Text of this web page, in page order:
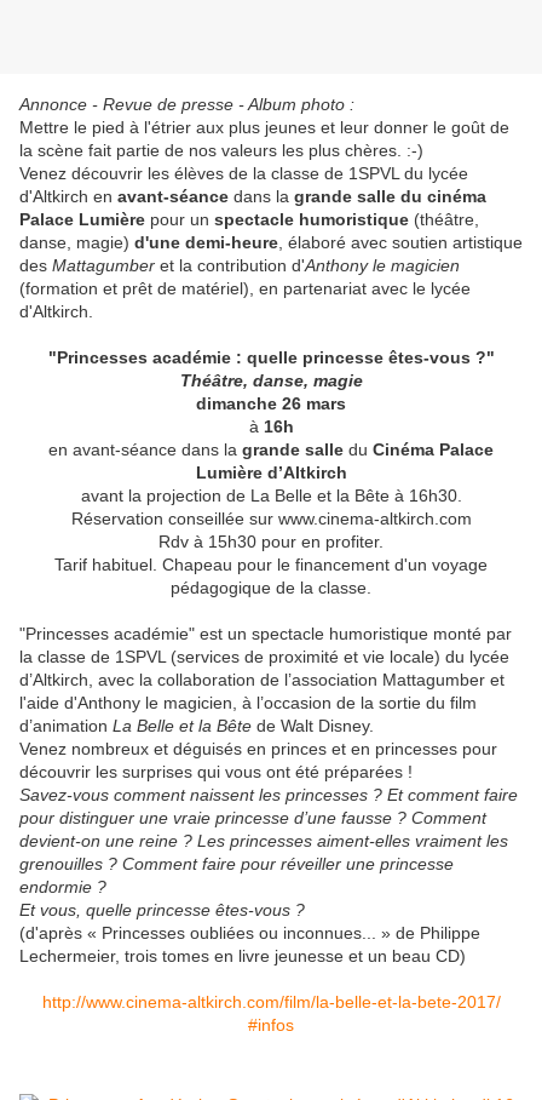
Annonce - Revue de presse - Album photo :
Mettre le pied à l'étrier aux plus jeunes et leur donner le goût de
la scène fait partie de nos valeurs les plus chères. :-)
Venez découvrir les élèves de la classe de 1SPVL du lycée
d'Altkirch en avant-séance dans la grande salle du cinéma
Palace Lumière pour un spectacle humoristique (théâtre,
danse, magie) d'une demi-heure , élaboré avec soutien artistique
des Mattagumber et la contribution d'Anthony le magicien
(formation et prêt de matériel), en partenariat avec le lycée
d'Altkirch.
"Princesses académie : quelle princesse êtes-vous ?"
Théâtre, danse, magie
dimanche 26 mars
à 16h
en avant-séance dans la grande salle du Cinéma Palace
Lumière d’Altkirch
avant la projection de La Belle et la Bête à 16h30.
Réservation conseillée sur www.cinema-altkirch.com
Rdv à 15h30 pour en profiter.
Tarif habituel. Chapeau pour le financement d'un voyage
pédagogique de la classe.
"Princesses académie" est un spectacle humoristique monté par
la classe de 1SPVL (services de proximité et vie locale) du lycée
d’Altkirch, avec la collaboration de l’association Mattagumber et
l'aide d'Anthony le magicien, à l’occasion de la sortie du film
d’animation La Belle et la Bête de Walt Disney.
Venez nombreux et déguisés en princes et en princesses pour
découvrir les surprises qui vous ont été préparées !
Savez-vous comment naissent les princesses ? Et comment faire
pour distinguer une vraie princesse d’une fausse ? Comment
devient-on une reine ? Les princesses aiment-elles vraiment les
grenouilles ? Comment faire pour réveiller une princesse
endormie ?
Et vous, quelle princesse êtes-vous ?
(d'après « Princesses oubliées ou inconnues... » de Philippe
Lechermeier, trois tomes en livre jeunesse et un beau CD)
http://www.cinema-altkirch.com/film/la-belle-et-la-bete-2017/
#infos